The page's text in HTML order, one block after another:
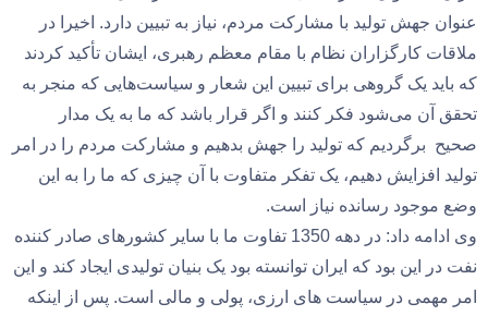
عنوان جهش تولید با مشارکت مردم، نیاز به تبیین دارد. اخیرا در
ملاقات کارگزاران نظام با مقام معظم رهبری، ایشان تأکید کردند
که باید یک گروهی برای تبیین این شعار و سیاست‌هایی که منجر به
تحقق آن می‌شود فکر کنند و اگر قرار باشد که ما به یک مدار
صحیح برگردیم که تولید را جهش بدهیم و مشارکت مردم را در امر
تولید افزایش دهیم، یک تفکر متفاوت با آن چیزی که ما را به این
وضع موجود رسانده نیاز است.
وی ادامه داد: در دهه 1350 تفاوت ما با سایر کشورهای صادر کننده
نفت در این بود که ایران توانسته بود یک بنیان تولیدی ایجاد کند و این
امر مهمی در سیاست های ارزی، پولی و مالی است. پس از اینکه